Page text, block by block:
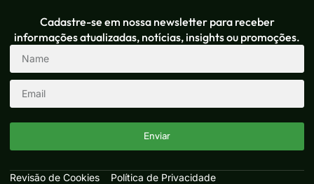
Cadastre-se em nossa newsletter para receber
informações atualizadas, notícias, insights ou promoções.
Enviar
Revisão de Cookies Política de Privacidade